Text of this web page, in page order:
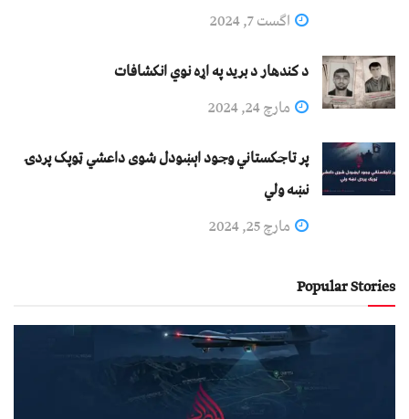
اگست 7, 2024
د کندهار د برید په اړه نوي انکشافات
مارچ 24, 2024
پر تاجکستاني وجود اېښودل شوی داعشي ټوپک پردۍ
نښه ولي
مارچ 25, 2024
Popular Stories